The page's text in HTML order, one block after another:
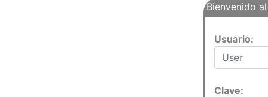
Bienvenido
Usuario:
Clave: